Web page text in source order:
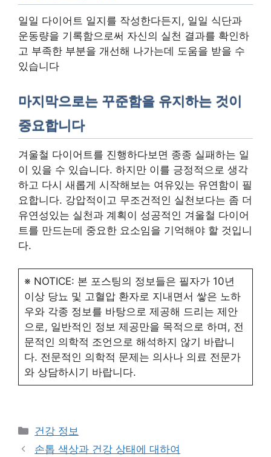
일일 다이어트 일지를 작성한다든지, 일일 식단과
운동량을 기록함으로써 자신의 실천 결과를 확인하
고 부족한 부분을 개선해 나가는데 도움을 받을 수
있습니다
마지막으로는 꾸준함을 유지하는 것이
중요합니다
겨울철 다이어트를 진행하다보면 종종 실패하는 일
이 있을 수 있습니다. 하지만 이를 긍정적으로 생각
하고 다시 새롭게 시작해보는 여유있는 유연함이 필
요합니다. 강압적이고 무조건적인 실천보다는 좀 더
유연성있는 실천과 계획이 성공적인 겨울철 다이어
트를 만드는데 중요한 요소임을 기억해야 할 것입니
다.
※ NOTICE: 본 포스팅의 정보들은 필자가 10년
이상 당뇨 및 고혈압 환자로 지내면서 쌓은 노하
우와 각종 정보를 바탕으로 제공해 드리는 제안
으로, 일반적인 정보 제공만을 목적으로 하며, 전
문적인 의학적 조언으로 해석하지 않기 바랍니
다. 전문적인 의학적 문제는 의사나 의료 전문가
와 상담하시기 바랍니다.
카
테
건강 정보
손톱 색상과 건강 상태에 대하여